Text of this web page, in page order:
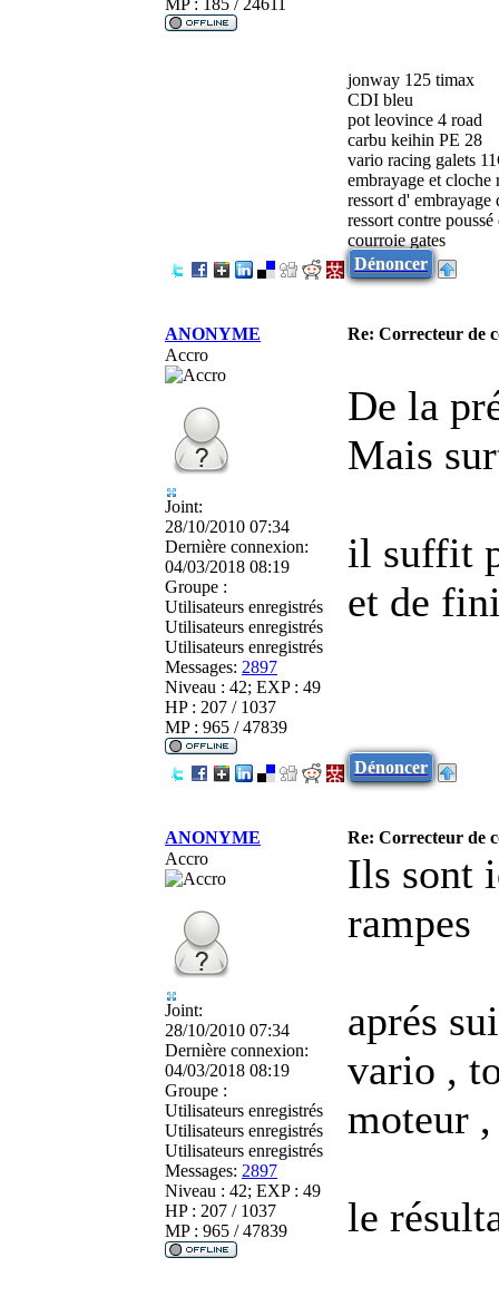
MP : 185 / 24611
jonway 125 timax
CDI bleu
pot leovince 4 road
carbu keihin PE 28
vario racing galets
embrayage et cloche
ressort d' embrayage
ressort contre
courroie gates
Dénoncer
ANONYME
Re: Correcteur de
Accro
Joint:
28/10/2010 07:34
Dernière connexion:
04/03/2018 08:19
Groupe :
Utilisateurs enregistrés
Utilisateurs enregistrés
Utilisateurs enregistrés
Messages: 2897
Niveau : 42; EXP : 49
HP : 207 / 1037
MP : 965 / 47839
De la
Mais
il suffit
et de
Dénoncer
ANONYME
Re: Correcteur de
Accro
Joint:
28/10/2010 07:34
Dernière connexion:
04/03/2018 08:19
Groupe :
Utilisateurs enregistrés
Utilisateurs enregistrés
Utilisateurs enregistrés
Messages: 2897
Niveau : 42; EXP : 49
HP : 207 / 1037
MP : 965 / 47839
Ils sont
rampes
aprés
vario ,
moteur
le